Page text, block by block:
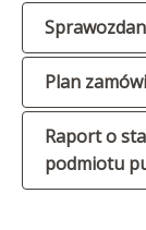
Plan
Raport o
podmiotu